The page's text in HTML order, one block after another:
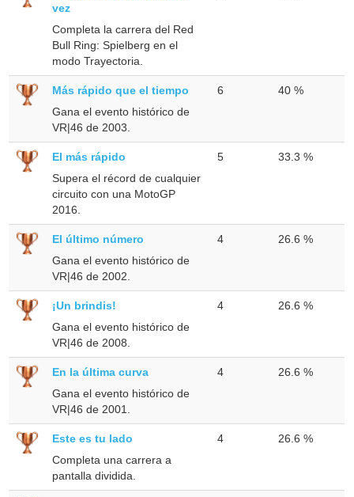
vez
Completa la carrera del Red
Bull Ring: Spielberg en el
modo Trayectoria.
Más rápido que el tiempo
Gana el evento histórico de
VR|46 de 2003.
6 40 %
El más rápido
Supera el récord de cualquier
circuito con una MotoGP
2016.
5 33.3 %
El último número
Gana el evento histórico de
VR|46 de 2002.
4 26.6 %
¡Un brindis!
Gana el evento histórico de
VR|46 de 2008.
4 26.6 %
En la última curva
Gana el evento histórico de
VR|46 de 2001.
4 26.6 %
Este es tu lado
Completa una carrera a
pantalla dividida.
4 26.6 %